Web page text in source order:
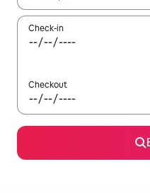
Check-in
Checkout